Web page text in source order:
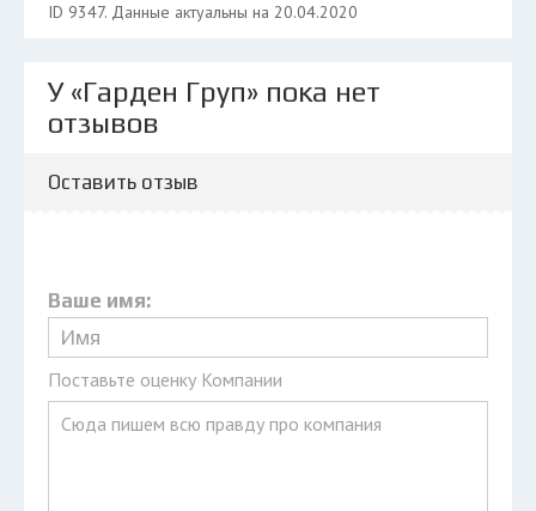
ID 9347. Данные актуальны на 20.04.2020
У «Гарден Груп» пока нет
отзывов
Оставить отзыв
Ваше имя:
Поставьте оценку Компании